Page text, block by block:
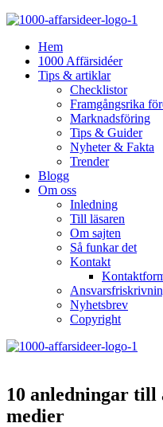
Hem
1000 Affärsidéer
Tips & artiklar
Checklistor
Framgångsrika
Marknadsföring
Tips & Guider
Nyheter & Fakta
Trender
Blogg
Om oss
Inledning
Till läsaren
Om sajten
Så funkar det
Kontakt
Nyhetsbrev
Copyright
10 anledningar till
medier